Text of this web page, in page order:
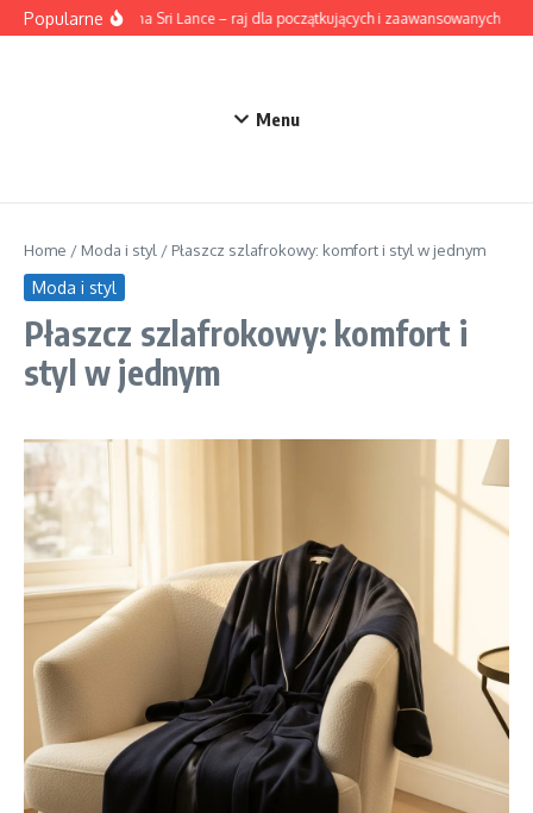
Przejdź do treści
PopularneSurfing na Sri Lance – raj dla początkujących i zaawansowanych
Menu
Home / Moda i styl / Płaszcz szlafrokowy: komfort i styl w jednym
Moda i styl
Płaszcz szlafrokowy: komfort i
styl w jednym